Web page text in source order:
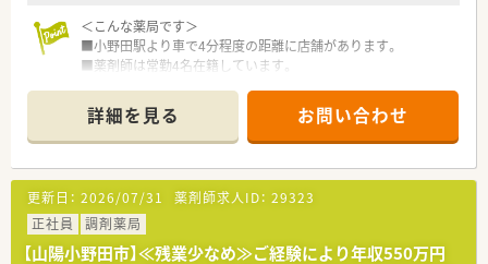
＜こんな薬局です＞
■小野田駅より車で4分程度の距離に店舗があります。
■薬剤師は常勤4名在籍しています。
＜業務内容＞
■近隣の診療所より内科や胃腸科などをメインに処方応需して
います。
■処方箋枚数は約60～65枚/日です。
＜研修制度＞
■現場の先輩薬剤師より指導を受けて頂きます。
詳細を見る お問い合わせ
更新日： 2026/07/31 薬剤師求人ID： 29323
正社員
調剤薬局
【山陽小野田市】≪残業少なめ≫ご経験により年収550万円